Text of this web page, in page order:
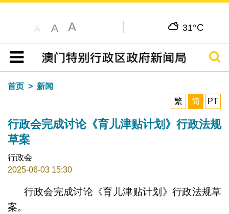
A A A 31°C
目录
搜寻
首页
新闻
繁
简 PT
行政会完成讨论《育儿津贴计划》行政法规
草案
行政会
2025-06-03 15:30
行政会完成讨论《育儿津贴计划》行政法规草
案。